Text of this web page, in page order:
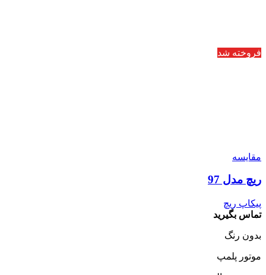
فروخته شد
مقایسه
ریچ مدل 97
پیکاپ ریچ
تماس بگیرید
بدون رنگ‌
موتور پلمپ